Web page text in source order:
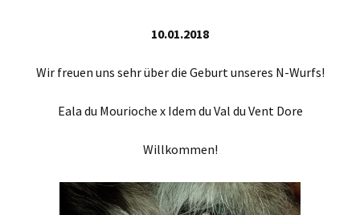
10.01.2018
Wir freuen uns sehr über die Geburt unseres N-Wurfs!
Eala du Mourioche x Idem du Val du Vent Dore
Willkommen!